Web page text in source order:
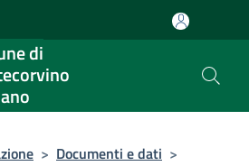
di
> Documenti e dati >